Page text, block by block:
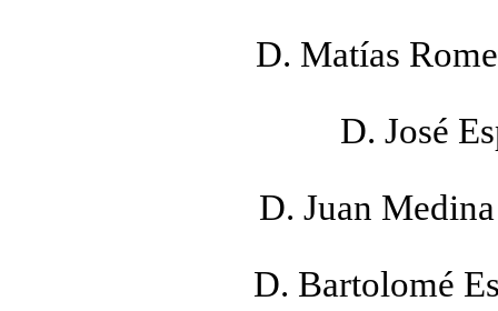
D. Matías
D. José
D. Juan
D. Bartolomé